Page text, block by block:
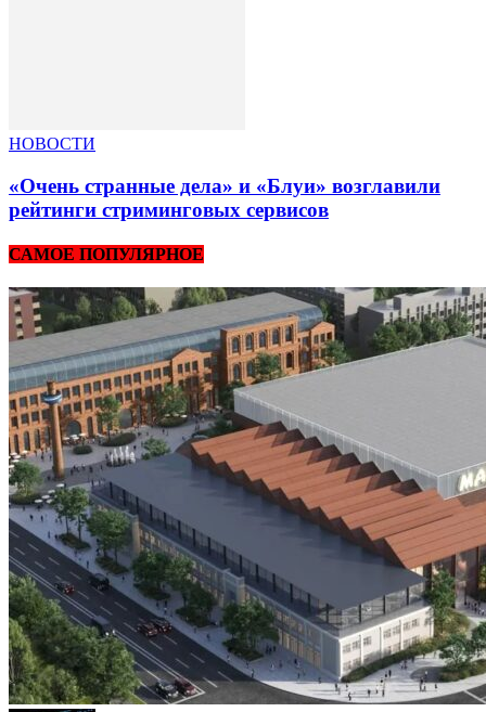
НОВОСТИ
«Очень странные дела» и «Блуи» возглавили
рейтинги стриминговых сервисов
САМОЕ ПОПУЛЯРНОЕ